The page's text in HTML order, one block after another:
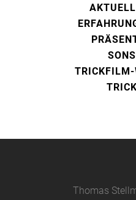
TRICKFILM-
Thomas